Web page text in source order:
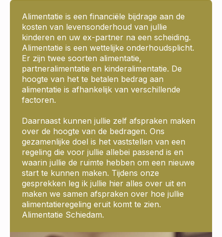
Alimentatie is een financiële bijdrage aan de
kosten van levensonderhoud van jullie
kinderen en uw ex-partner na een scheiding.
Alimentatie is een wettelijke onderhoudsplicht.
Er zijn twee soorten alimentatie,
partneralimentatie en kinderalimentatie. De
hoogte van het te betalen bedrag aan
alimentatie is afhankelijk van verschillende
factoren.
Daarnaast kunnen jullie zelf afspraken maken
over de hoogte van de bedragen. Ons
gezamenlijke doel is het vaststellen van een
regeling die voor jullie allebei passend is en
waarin jullie de ruimte hebben om een nieuwe
start te kunnen maken. Tijdens onze
gesprekken leg ik jullie hier alles over uit en
maken we samen afspraken over hoe jullie
alimentatieregeling eruit komt te zien.
Alimentatie Schiedam.